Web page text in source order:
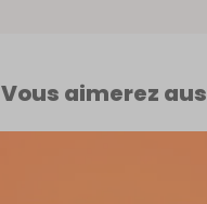
Vous aimerez